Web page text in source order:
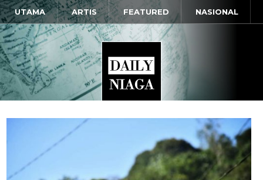
UTAMA ARTIS FEATURED NASIONAL